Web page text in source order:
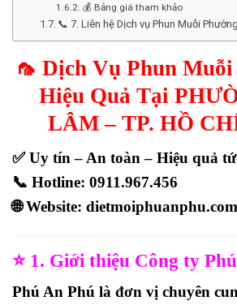
💰 Bảng giá tham khảo
📞 7. Liên hệ Dịch vụ Phun Muỗi
🦟 Dịch Vụ Phun Muỗi
Hiệu Quả Tại
LÂM – TP. HỒ
✅ Uy tín – An toàn – Hiệu quả
📞 Hotline: 0911.967.456
🌐Website: dietmoiphuanphu.com
⭐ 1. Giới thiệu Công ty
Phú An Phú là đơn vị chuyên